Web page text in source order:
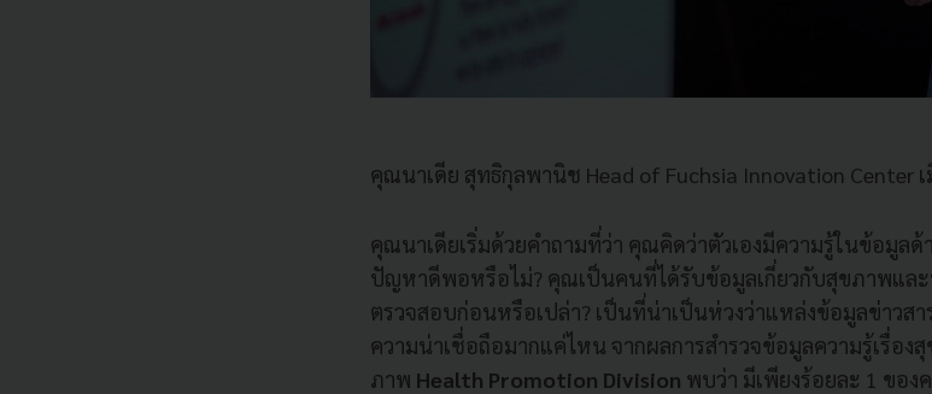
คุณนาเดีย สุทธิกุลพานิช Head of Fuchsia Innovation Center
คุณนาเดียเริ่มด้วยคำถามที่ว่า คุณคิดว่าตัวเองมีความรู้ในข้อมูล
ปัญหาดีพอหรือไม่? คุณเป็นคนที่ได้รับข้อมูลเกี่ยวกับสุขภาพและ
ตรวจสอบก่อนหรือเปล่า? เป็นที่น่าเป็นห่วงว่าแหล่งข้อมูลข่าว
ความน่าเชื่อถือมากแค่ไหน จากผลการสำรวจข้อมูลความรู้เรื่อง
ภาพ Health Promotion Division พบว่า มีเพียงร้อยละ 1 ขอ